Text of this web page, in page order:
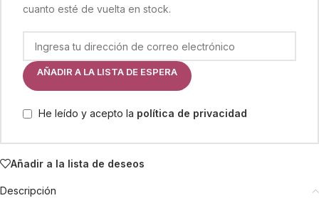
cuanto esté de vuelta en stock.
AÑADIR A LA LISTA DE ESPERA
He leído y acepto la política de privacidad
Añadir a la lista de deseos
Descripción